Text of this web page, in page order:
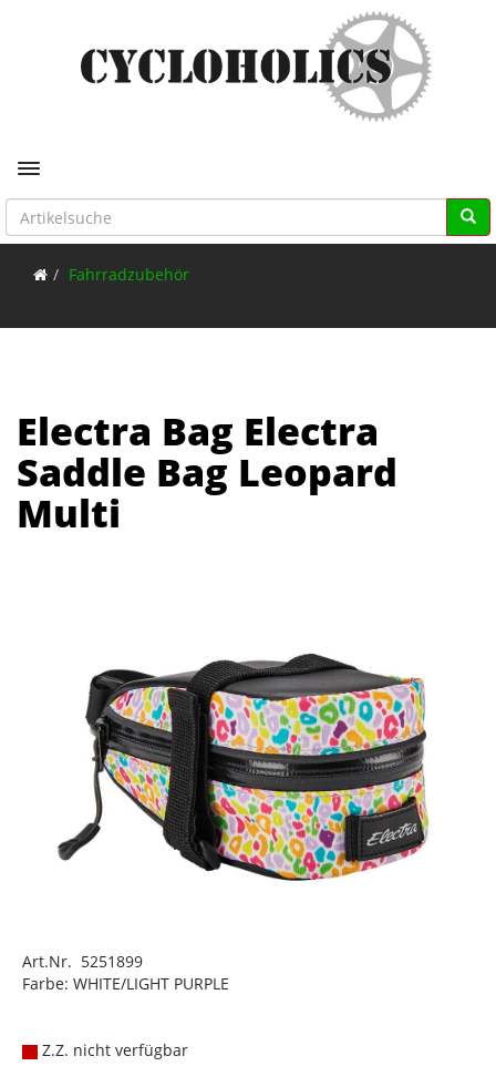
Toggle navigation
Fahrradzubehör
Electra Bag Electra
Saddle Bag Leopard
Multi
Art.Nr. 5251899
Farbe: WHITE/LIGHT PURPLE
Z.Z. nicht verfügbar